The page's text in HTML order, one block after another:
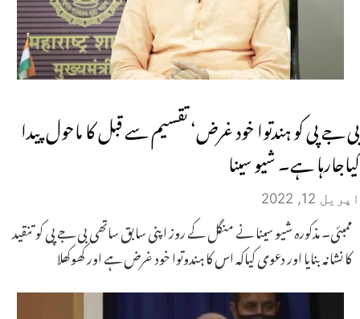
بی جے پی کو ہندتوا خود غرض‘ تقسیم سے قبل کا ماحول پیدا
کیاجارہا ہے۔ شیو سینا
اپریل 12, 2022
ممبئی۔ مذکورہ شیو سینا نے منگل کے روز اپنی سابق ساتھی بی جے پی کو تنقید
کا نشانہ بنایا اور دعوی کیاکہ اس کا ہندوتوا خود غرض ہے اور کھوکھلا